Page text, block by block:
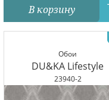
В корзину
Обои
DU&KA Lifestyle
23940-2